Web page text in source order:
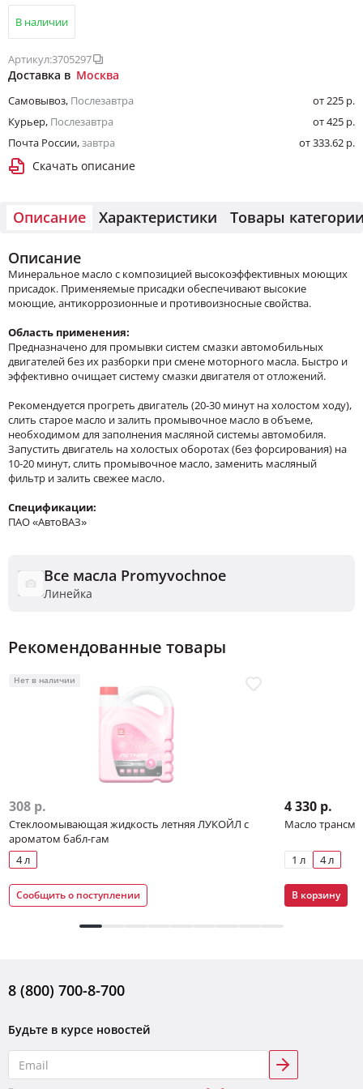
В наличии
Артикул:3705297
Доставка в Москва
Самовывоз, Послезавтра
от 225 р.
Курьер, Послезавтра
от 425 р.
Почта России,завтра от 333.62 р.
Скачать описание
Описание Характеристики Товары
Описание
Минеральное масло с композицией высокоэффективных моющих
присадок. Применяемые присадки обеспечивают высокие
моющие, антикоррозионные и противоизносные свойства.
Область применения:
Предназначено для промывки систем смазки автомобильных
двигателей без их разборки при смене моторного масла. Быстро и
эффективно очищает систему смазки двигателя от отложений.
Рекомендуется прогреть двигатель (20-30 минут на холостом ходу),
слить старое масло и залить промывочное масло в объеме,
необходимом для заполнения масляной системы автомобиля.
Запустить двигатель на холостых оборотах (без форсирования) на
10-20 минут, слить промывочное масло, заменить масляный
фильтр и залить свежее масло.
Спецификации:
ПАО «АвтоВАЗ»
Все масла Promyvochnoe
Линейка
Рекомендованные товары
Нет в наличии
308 р.
Стеклоомывающая жидкость летняя ЛУКОЙЛ с
ароматом бабл-гам
4 л
Сообщить о поступлении
4 330 р.
Масло
1 л 4 л
В корзину
8 (800) 700-8-700
Будьте в курсе новостей